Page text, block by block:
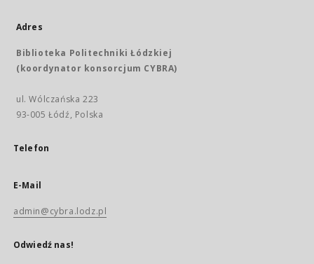
Adres
Biblioteka Politechniki Łódzkiej
(koordynator konsorcjum CYBRA)
ul. Wólczańska 223
93-005 Łódź, Polska
Telefon
E-Mail
admin@cybra.lodz.pl
Odwiedź nas!